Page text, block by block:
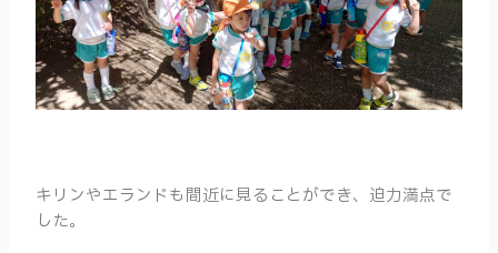
キリンやエランドも間近に見ることができ、迫力満点で
した。